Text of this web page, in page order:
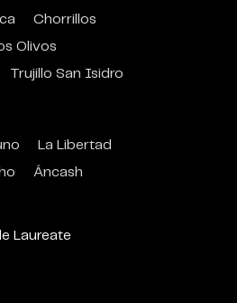
Chorrillos
Olivos
Trujillo San Isidro
La Libertad
Áncash
Laureate